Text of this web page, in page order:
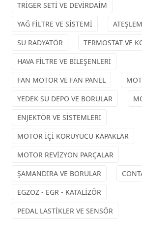
TRİGER SETİ VE DEVİRDAİM
YAĞ FİLTRE VE SİSTEMİ
SU RADYATÖR
TERMOSTAT VE
HAVA FİLTRE VE BİLEŞENLERİ
FAN MOTOR VE FAN PANEL
YEDEK SU DEPO VE BORULAR
ENJEKTÖR VE SİSTEMLERİ
MOTOR İÇİ KORUYUCU KAPAKLAR
MOTOR REVİZYON PARÇALAR
ŞAMANDIRA VE BORULAR
EGZOZ - EGR - KATALİZÖR
PEDAL LASTİKLER VE SENSÖR